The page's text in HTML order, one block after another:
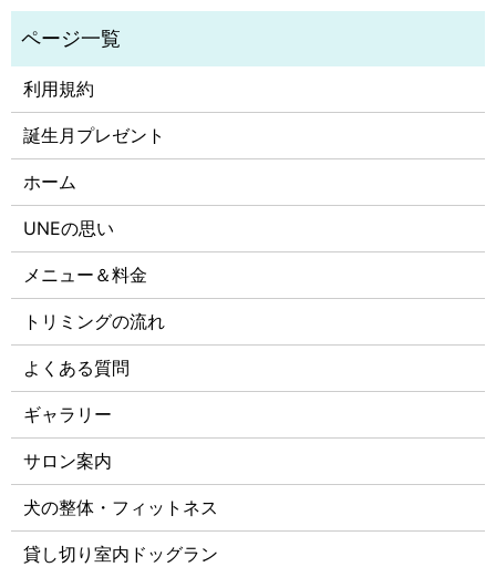
利用規約
誕生月プレゼント
ホーム
UNEの思い
メニュー＆料金
トリミングの流れ
よくある質問
ギャラリー
サロン案内
犬の整体・フィットネス
貸し切り室内ドッグラン